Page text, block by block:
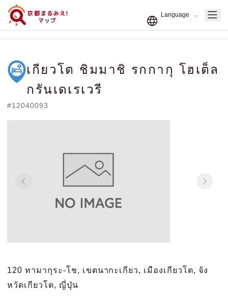
เกียวโต ชิมมาชิ รกกากุ โฮเต็ล
กรันเดเรเวรี
#12040093
120 ทามากุระ-โช, เขตนากะเกียว, เมืองเกียวโต, จัง
หวัดเกียวโต, ญี่ปุ่น